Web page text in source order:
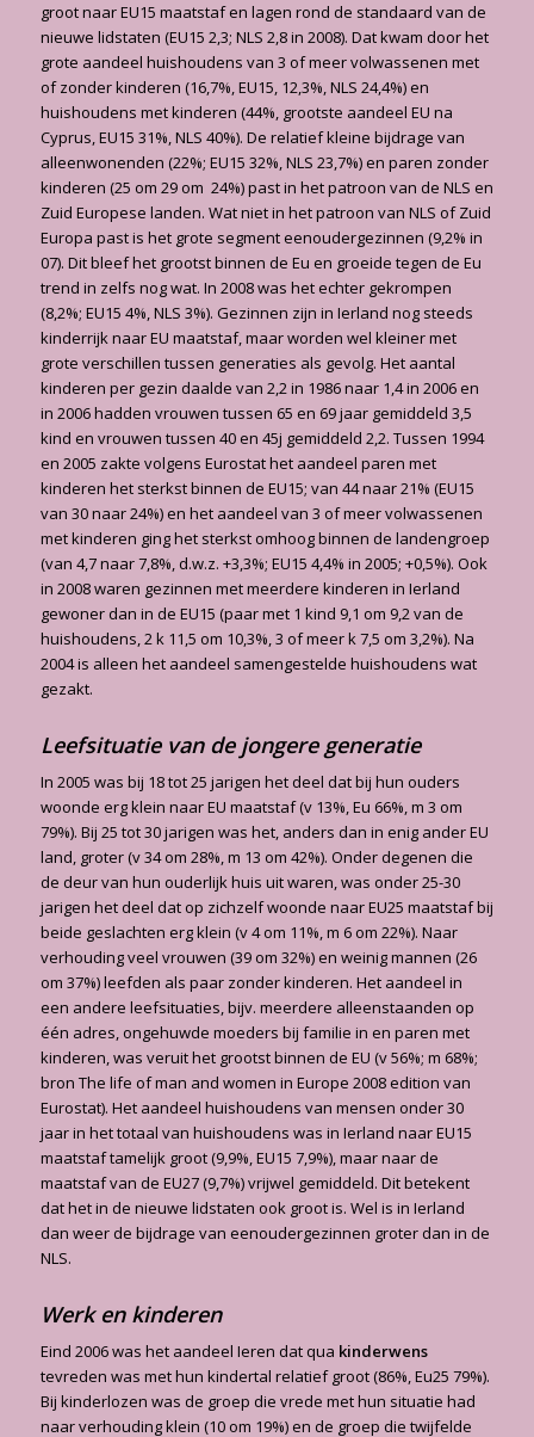
groot naar EU15 maatstaf en lagen rond de standaard van de
nieuwe lidstaten (EU15 2,3; NLS 2,8 in 2008). Dat kwam door het
grote aandeel huishoudens van 3 of meer volwassenen met
of zonder kinderen (16,7%, EU15, 12,3%, NLS 24,4%) en
huishoudens met kinderen (44%, grootste aandeel EU na
Cyprus, EU15 31%, NLS 40%). De relatief kleine bijdrage van
alleenwonenden (22%; EU15 32%, NLS 23,7%) en paren zonder
kinderen (25 om 29 om 24%) past in het patroon van de NLS en
Zuid Europese landen. Wat niet in het patroon van NLS of Zuid
Europa past is het grote segment eenoudergezinnen (9,2% in
07). Dit bleef het grootst binnen de Eu en groeide tegen de Eu
trend in zelfs nog wat. In 2008 was het echter gekrompen
(8,2%; EU15 4%, NLS 3%). Gezinnen zijn in Ierland nog steeds
kinderrijk naar EU maatstaf, maar worden wel kleiner met
grote verschillen tussen generaties als gevolg. Het aantal
kinderen per gezin daalde van 2,2 in 1986 naar 1,4 in 2006 en
in 2006 hadden vrouwen tussen 65 en 69 jaar gemiddeld 3,5
kind en vrouwen tussen 40 en 45j gemiddeld 2,2. Tussen 1994
en 2005 zakte volgens Eurostat het aandeel paren met
kinderen het sterkst binnen de EU15; van 44 naar 21% (EU15
van 30 naar 24%) en het aandeel van 3 of meer volwassenen
met kinderen ging het sterkst omhoog binnen de landengroep
(van 4,7 naar 7,8%, d.w.z. +3,3%; EU15 4,4% in 2005; +0,5%). Ook
in 2008 waren gezinnen met meerdere kinderen in Ierland
gewoner dan in de EU15 (paar met 1 kind 9,1 om 9,2 van de
huishoudens, 2 k 11,5 om 10,3%, 3 of meer k 7,5 om 3,2%). Na
2004 is alleen het aandeel samengestelde huishoudens wat
gezakt.
Leefsituatie van de jongere generatie
In 2005 was bij 18 tot 25 jarigen het deel dat bij hun ouders
woonde erg klein naar EU maatstaf (v 13%, Eu 66%, m 3 om
79%). Bij 25 tot 30 jarigen was het, anders dan in enig ander EU
land, groter (v 34 om 28%, m 13 om 42%). Onder degenen die
de deur van hun ouderlijk huis uit waren, was onder 25-30
jarigen het deel dat op zichzelf woonde naar EU25 maatstaf bij
beide geslachten erg klein (v 4 om 11%, m 6 om 22%). Naar
verhouding veel vrouwen (39 om 32%) en weinig mannen (26
om 37%) leefden als paar zonder kinderen. Het aandeel in
een andere leefsituaties, bijv. meerdere alleenstaanden op
één adres, ongehuwde moeders bij familie in en paren met
kinderen, was veruit het grootst binnen de EU (v 56%; m 68%;
bron The life of man and women in Europe 2008 edition van
Eurostat). Het aandeel huishoudens van mensen onder 30
jaar in het totaal van huishoudens was in Ierland naar EU15
maatstaf tamelijk groot (9,9%, EU15 7,9%), maar naar de
maatstaf van de EU27 (9,7%) vrijwel gemiddeld. Dit betekent
dat het in de nieuwe lidstaten ook groot is. Wel is in Ierland
dan weer de bijdrage van eenoudergezinnen groter dan in de
NLS.
Werk en kinderen
Eind 2006 was het aandeel Ieren dat qua kinderwens
tevreden was met hun kindertal relatief groot (86%, Eu25 79%).
Bij kinderlozen was de groep die vrede met hun situatie had
naar verhouding klein (10 om 19%) en de groep die twijfelde